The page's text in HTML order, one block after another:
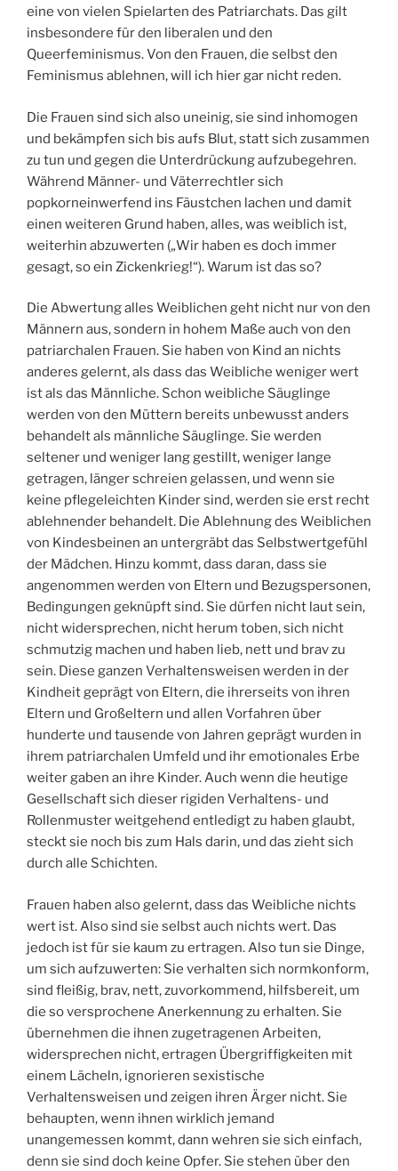
eine von vielen Spielarten des Patriarchats. Das gilt
insbesondere für den liberalen und den
Queerfeminismus. Von den Frauen, die selbst den
Feminismus ablehnen, will ich hier gar nicht reden.
Die Frauen sind sich also uneinig, sie sind inhomogen
und bekämpfen sich bis aufs Blut, statt sich zusammen
zu tun und gegen die Unterdrückung aufzubegehren.
Während Männer- und Väterrechtler sich
popkorneinwerfend ins Fäustchen lachen und damit
einen weiteren Grund haben, alles, was weiblich ist,
weiterhin abzuwerten („Wir haben es doch immer
gesagt, so ein Zickenkrieg!“). Warum ist das so?
Die Abwertung alles Weiblichen geht nicht nur von den
Männern aus, sondern in hohem Maße auch von den
patriarchalen Frauen. Sie haben von Kind an nichts
anderes gelernt, als dass das Weibliche weniger wert
ist als das Männliche. Schon weibliche Säuglinge
werden von den Müttern bereits unbewusst anders
behandelt als männliche Säuglinge. Sie werden
seltener und weniger lang gestillt, weniger lange
getragen, länger schreien gelassen, und wenn sie
keine pflegeleichten Kinder sind, werden sie erst recht
ablehnender behandelt. Die Ablehnung des Weiblichen
von Kindesbeinen an untergräbt das Selbstwertgefühl
der Mädchen. Hinzu kommt, dass daran, dass sie
angenommen werden von Eltern und Bezugspersonen,
Bedingungen geknüpft sind. Sie dürfen nicht laut sein,
nicht widersprechen, nicht herum toben, sich nicht
schmutzig machen und haben lieb, nett und brav zu
sein. Diese ganzen Verhaltensweisen werden in der
Kindheit geprägt von Eltern, die ihrerseits von ihren
Eltern und Großeltern und allen Vorfahren über
hunderte und tausende von Jahren geprägt wurden in
ihrem patriarchalen Umfeld und ihr emotionales Erbe
weiter gaben an ihre Kinder. Auch wenn die heutige
Gesellschaft sich dieser rigiden Verhaltens- und
Rollenmuster weitgehend entledigt zu haben glaubt,
steckt sie noch bis zum Hals darin, und das zieht sich
durch alle Schichten.
Frauen haben also gelernt, dass das Weibliche nichts
wert ist. Also sind sie selbst auch nichts wert. Das
jedoch ist für sie kaum zu ertragen. Also tun sie Dinge,
um sich aufzuwerten: Sie verhalten sich normkonform,
sind fleißig, brav, nett, zuvorkommend, hilfsbereit, um
die so versprochene Anerkennung zu erhalten. Sie
übernehmen die ihnen zugetragenen Arbeiten,
widersprechen nicht, ertragen Übergriffigkeiten mit
einem Lächeln, ignorieren sexistische
Verhaltensweisen und zeigen ihren Ärger nicht. Sie
behaupten, wenn ihnen wirklich jemand
unangemessen kommt, dann wehren sie sich einfach,
denn sie sind doch keine Opfer. Sie stehen über den